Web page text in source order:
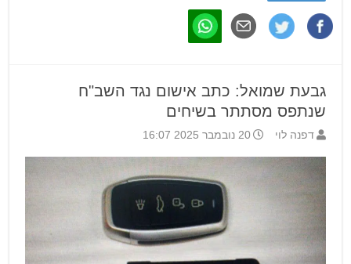
גבעת שמואל: כתב אישום נגד השב"ח
שנתפס מסתתר בשיחים
דפנה לוי 20 נובמבר 2025 16:07